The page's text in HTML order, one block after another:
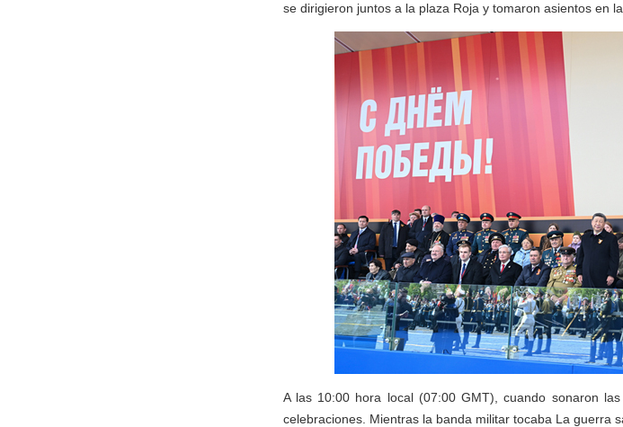
se dirigieron juntos a la plaza Roja y tomaron asientos en
A las 10:00 hora local (07:00 GMT), cuando sonaron
celebraciones. Mientras la banda militar tocaba La guerra